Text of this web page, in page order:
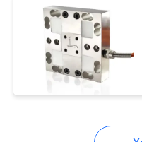
Tế bào